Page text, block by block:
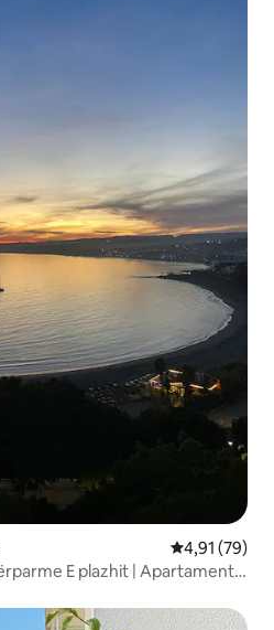
Vlerësimi
4,91 (79)
E plazhit | Apartament i